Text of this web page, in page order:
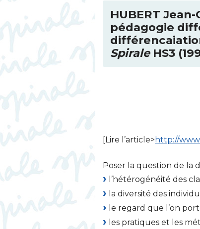
HUBERT Jean-
pédagogie
Spirale HS3
[Lire l’article> http://
Poser la question de la
l’hétérogénéité des
la diversité des
le regard que l’on
les pratiques et les